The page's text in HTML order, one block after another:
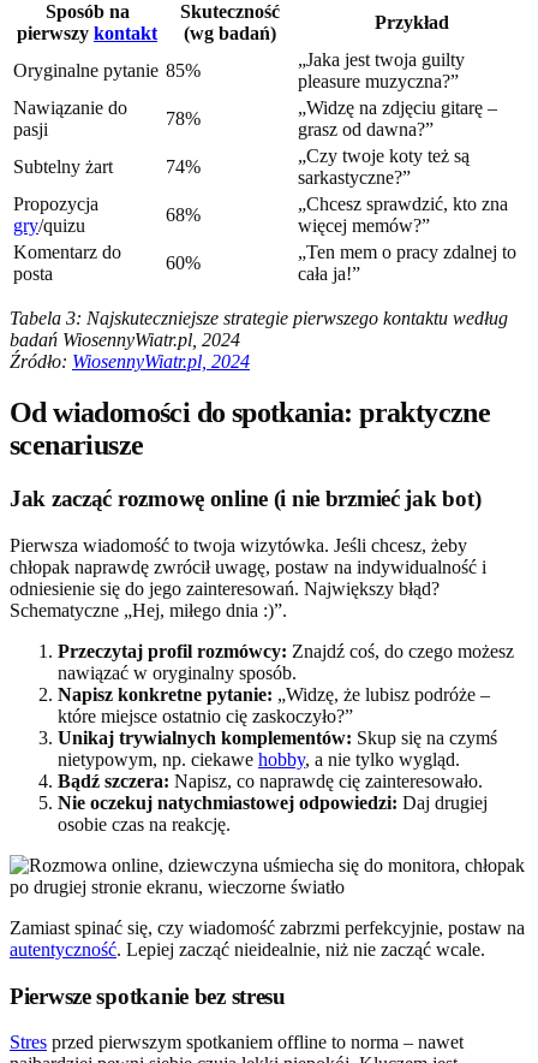
Sposób na
pierwszy kontakt
Skuteczność
(wg badań)
Przykład
Oryginalne pytanie 85%
„Jaka jest twoja guilty
pleasure muzyczna?”
Nawiązanie do
pasji
78%
„Widzę na zdjęciu gitarę –
grasz od dawna?”
Subtelny żart
74%
„Czy twoje koty też są
sarkastyczne?”
Propozycja
gry/quizu
68%
„Chcesz sprawdzić, kto zna
więcej memów?”
Komentarz do
posta
60%
„Ten mem o pracy zdalnej to
cała ja!”
Tabela 3: Najskuteczniejsze strategie pierwszego kontaktu według
badań WiosennyWiatr.pl, 2024
Źródło: WiosennyWiatr.pl, 2024
Od wiadomości do spotkania: praktyczne
scenariusze
Jak zacząć rozmowę online (i nie brzmieć jak bot)
Pierwsza wiadomość to twoja wizytówka. Jeśli chcesz, żeby
chłopak naprawdę zwrócił uwagę, postaw na indywidualność i
odniesienie się do jego zainteresowań. Największy błąd?
Schematyczne „Hej, miłego dnia :)”.
Przeczytaj profil rozmówcy: Znajdź coś, do czego możesz
nawiązać w oryginalny sposób.
Napisz konkretne pytanie: „Widzę, że lubisz podróże –
które miejsce ostatnio cię zaskoczyło?”
Unikaj trywialnych komplementów: Skup się na czymś
nietypowym, np. ciekawe hobby, a nie tylko wygląd.
Bądź szczera: Napisz, co naprawdę cię zainteresowało.
Nie oczekuj natychmiastowej odpowiedzi: Daj drugiej
osobie czas na reakcję.
Zamiast spinać się, czy wiadomość zabrzmi perfekcyjnie, postaw na
autentyczność. Lepiej zacząć nieidealnie, niż nie zacząć wcale.
Pierwsze spotkanie bez stresu
Stres przed pierwszym spotkaniem offline to norma – nawet